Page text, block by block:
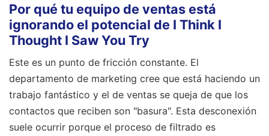
Por qué tu equipo de ventas está
ignorando el potencial de I Think I
Thought I Saw You Try
Este es un punto de fricción constante. El
departamento de marketing cree que está haciendo un
trabajo fantástico y el de ventas se queja de que los
contactos que reciben son "basura". Esta desconexión
suele ocurrir porque el proceso de filtrado es